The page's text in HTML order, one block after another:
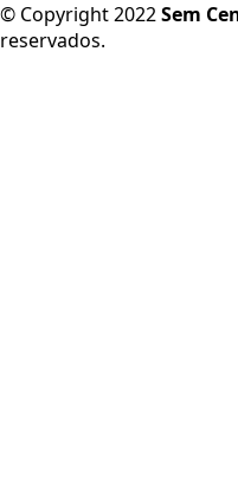
© Copyright 2022Sem
reservados.